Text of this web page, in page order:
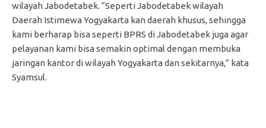
wilayah Jabodetabek. “Seperti Jabodetabek wilayah
Daerah Istimewa Yogyakarta kan daerah khusus, sehingga
kami berharap bisa seperti BPRS di Jabodetabek juga agar
pelayanan kami bisa semakin optimal dengan membuka
jaringan kantor di wilayah Yogyakarta dan sekitarnya,” kata
Syamsul.